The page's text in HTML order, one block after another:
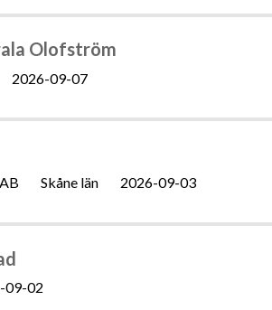
Olofström
2026-09-07
Skåne län 2026-09-03
09-02